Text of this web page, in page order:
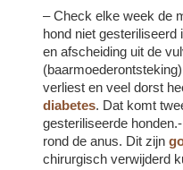
– Check elke week de
hond niet
en afscheiding uit de
verliest en veel dorst
diabetes. Dat komt
gesteriliseerde
rond de anus. Dit zijn
chirurgisch verwijderd